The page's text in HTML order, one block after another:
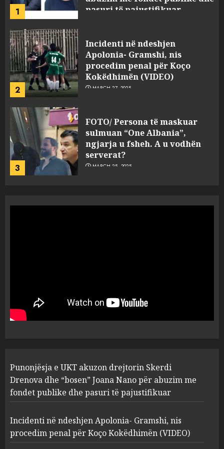
2 MARCH 27, 2025
3
FOTO/ Persona të maskuar
sulmuan “One Albania”,
ngjarja u fsheh. A u vodhën
serverat?
MARCH 25, 2025
4
Prokuroria jep pretencën, ja
çfarë dënimi kërkon për
Mariela dhe Antonela
Berishën
MARCH 25, 2025
1
“bosen” Joana Nano për
abuzim me fondet publike dhe
pasuri të pajustifikuar
2
Apolonia- Gramshi, nis
procedim penal për Koço
Kokëdhimën (VIDEO)
MARCH 27, 2025
FOTO/ Persona të maskuar
sulmuan “One Albania”,
Punonjësja e UKT akuzon drejtorin Skerdi
Drenova dhe “bosen” Joana Nano për abuzim me
fondet publike dhe pasuri të pajustifikuar
Incidenti në ndeshjen Apolonia- Gramshi, nis
procedim penal për Koço Kokëdhimën (VIDEO)